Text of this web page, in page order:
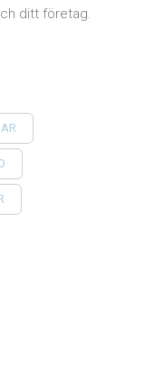
ditt företag.